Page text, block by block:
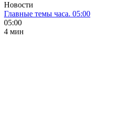
Новости
Главные темы часа. 05:00
05:00
4 мин